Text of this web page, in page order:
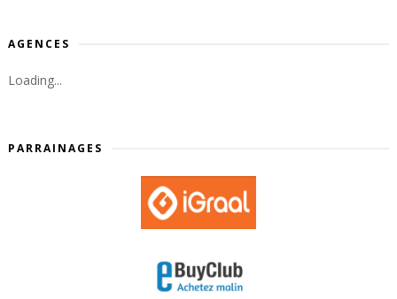
AGENCES
Loading...
PARRAINAGES